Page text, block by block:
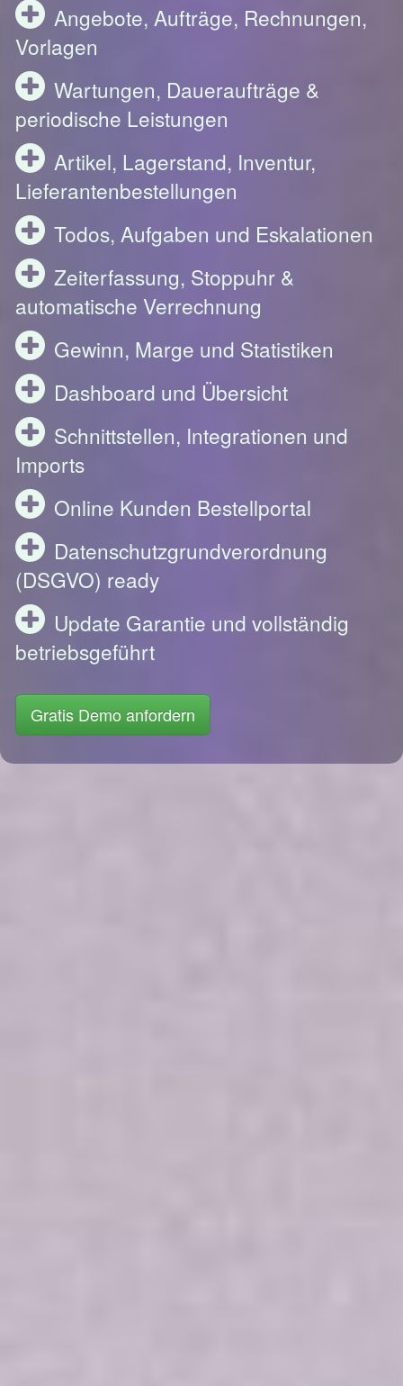
Angebote, Aufträge, Rechnungen,
Vorlagen
Wartungen, Daueraufträge &
periodische Leistungen
Artikel, Lagerstand, Inventur,
Lieferantenbestellungen
Todos, Aufgaben und Eskalationen
Zeiterfassung, Stoppuhr &
automatische Verrechnung
Gewinn, Marge und Statistiken
Dashboard und Übersicht
Schnittstellen, Integrationen und
Imports
Online Kunden Bestellportal
Datenschutzgrundverordnung
(DSGVO) ready
Update Garantie und vollständig
betriebsgeführt
Gratis Demo anfordern